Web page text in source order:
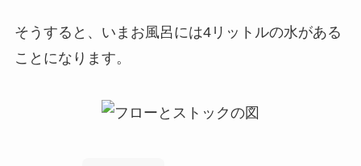
そうすると、 いまお風呂には4リットルの水がある
ことになります。